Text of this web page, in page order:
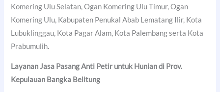
Komering Ulu Selatan, Ogan Komering Ulu Timur, Ogan
Komering Ulu, Kabupaten Penukal Abab Lematang Ilir, Kota
Lubuklinggau, Kota Pagar Alam, Kota Palembang serta Kota
Prabumulih.
Layanan Jasa Pasang Anti Petir untuk Hunian di Prov.
Kepulauan Bangka Belitung